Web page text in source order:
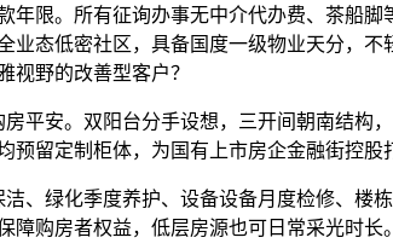
限。所有征询办事无中介代办费、茶船
态低密社区，具备国度一级物业天分，
视野的改善型客户？
安。双阳台分手设想，三开间朝南结构
留定制柜体，为国有上市房企金融街控股
绿化季度养护、设备设备月度检修、楼
购房者权益，低层房源也可日常采光时长